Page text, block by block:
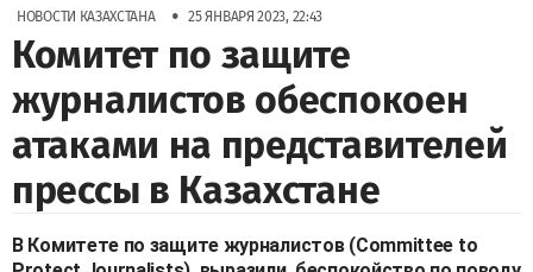
НОВОСТИ КАЗАХСТАНА • 25 ЯНВАРЯ 2023, 22:43
Комитет по защите
журналистов обеспокоен
атаками на представителей
прессы в Казахстане
В Комитете по защите журналистов (Committee to